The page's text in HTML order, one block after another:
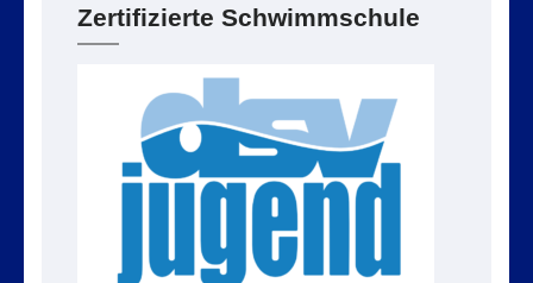
Zertifizierte Schwimmschule